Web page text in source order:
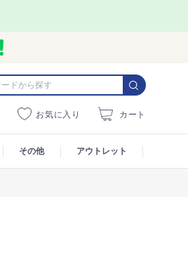
お気に入り カート
その他 アウトレット